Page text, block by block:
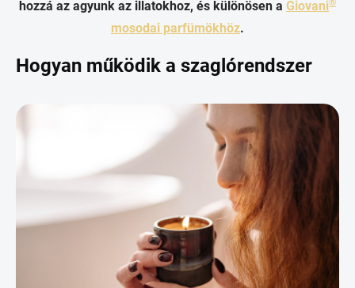
hozzá az agyunk az illatokhoz, és különösen a Giovani®
mosodai parfümökhöz.
Hogyan működik a szaglórendszer